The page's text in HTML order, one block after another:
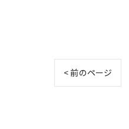
< 前のページ